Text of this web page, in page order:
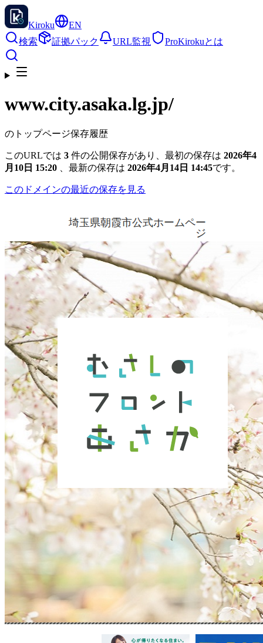
Kiroku
EN
検索
証拠パック URL監視 ProKirokuとは
www.city.asaka.lg.jp/
のトップページ保存履歴
このURLでは 3 件の公開保存があり、最初の保存は 2026年4
月10日 15:20
、最新の保存は 2026年4月14日 14:45です。
このドメインの最近の保存を見る